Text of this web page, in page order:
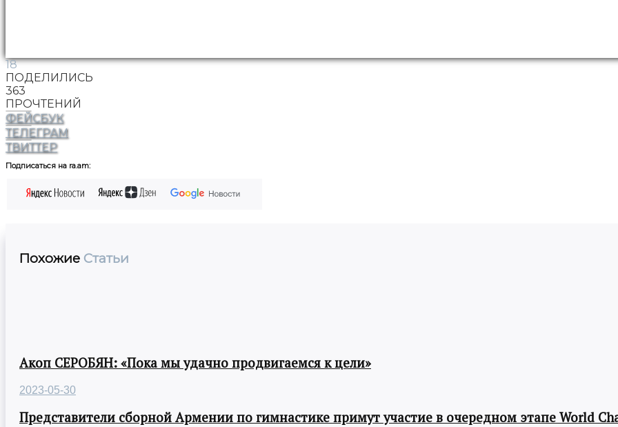
18
ПОДЕЛИЛИСЬ
363
ПРОЧТЕНИЙ
ФЕЙСБУК
ТЕЛЕГРАМ
ТВИТТЕР
Подписаться на ra.am:
Похожие Статьи
Акоп СЕРОБЯН: «Пока мы удачно продвигаемся к цели»
2023-05-30
Представители сборной Армении по гимнастике примут участие в очередном этапе World